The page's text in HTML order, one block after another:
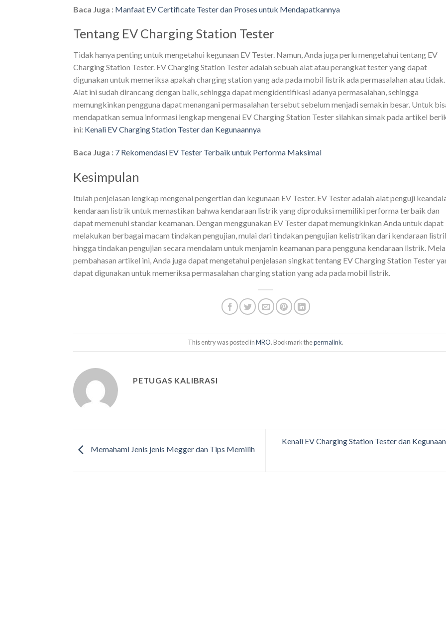
Baca Juga : Manfaat EV Certificate Tester dan Proses untuk Mendapatkannya
Tentang EV Charging Station Tester
Tidak hanya penting untuk mengetahui kegunaan EV Tester. Namun, Anda juga perlu mengetahui tentang EV
Charging Station Tester. EV Charging Station Tester adalah sebuah alat atau perangkat tester yang dapat
digunakan untuk memeriksa apakah charging station yang ada pada mobil listrik ada permasalahan atau tidak.
Alat ini sudah dirancang dengan baik, sehingga dapat mengidentifikasi adanya permasalahan, sehingga
memungkinkan pengguna dapat menangani permasalahan tersebut sebelum menjadi semakin besar. Untuk
mendapatkan semua informasi lengkap mengenai EV Charging Station Tester silahkan simak pada artikel
ini: Kenali EV Charging Station Tester dan Kegunaannya
Baca Juga : 7 Rekomendasi EV Tester Terbaik untuk Performa Maksimal
Kesimpulan
Itulah penjelasan lengkap mengenai pengertian dan kegunaan EV Tester. EV Tester adalah alat penguji
kendaraan listrik untuk memastikan bahwa kendaraan listrik yang diproduksi memiliki performa terbaik dan
dapat memenuhi standar keamanan. Dengan menggunakan EV Tester dapat memungkinkan Anda untuk dapat
melakukan berbagai macam tindakan pengujian, mulai dari tindakan pengujian kelistrikan dari kendaraan
hingga tindakan pengujian secara mendalam untuk menjamin keamanan para pengguna kendaraan listrik.
pembahasan artikel ini, Anda juga dapat mengetahui penjelasan singkat tentang EV Charging Station Tester
dapat digunakan untuk memeriksa permasalahan charging station yang ada pada mobil listrik.
This entry was posted inMRO. Bookmark thepermalink.
PETUGAS KALIBRASI
Memahami Jenis jenis Megger dan Tips Memilih
Kenali EV Charging Station Tester dan